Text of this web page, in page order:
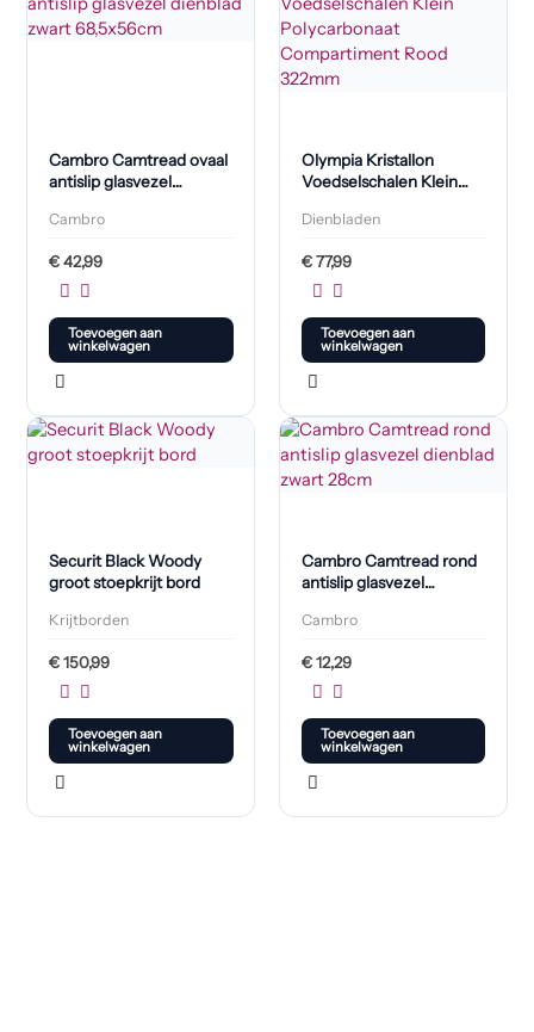
Cambro Camtread ovaal
antislip glasvezel
68,5x56cm
Cambro
€42,99
Toevoegen aan
winkelwagen
Olympia Kristallon
Voedselschalen Klein
Compartiment Rood
Dienbladen
€77,99
Toevoegen aan
winkelwagen
Securit Black Woody
groot stoepkrijt bord
Krijtborden
€150,99
Toevoegen aan
winkelwagen
Cambro Camtread rond
antislip glasvezel
Cambro
€12,29
Toevoegen aan
winkelwagen